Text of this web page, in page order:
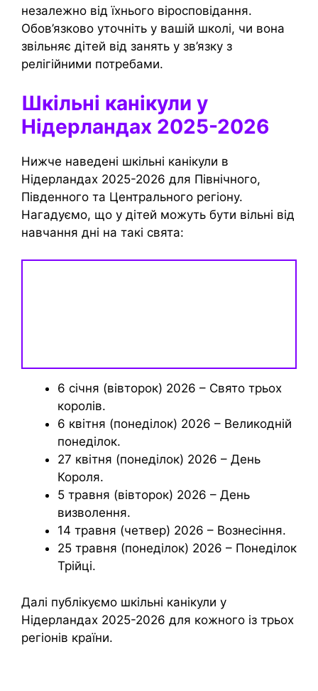
незалежно від їхнього віросповідання.
Обов’язково уточніть у вашій школі, чи вона
звільняє дітей від занять у зв’язку з
релігійними потребами.
Шкільні канікули у
Нідерландах 2025-2026
Нижче наведені шкільні канікули в
Нідерландах 2025-2026 для Північного,
Південного та Центрального регіону.
Нагадуємо, що у дітей можуть бути вільні від
навчання дні на такі свята:
6 січня (вівторок) 2026 – Свято трьох
королів.
6 квітня (понеділок) 2026 – Великодній
понеділок.
27 квітня (понеділок) 2026 – День
Короля.
5 травня (вівторок) 2026 – День
визволення.
14 травня (четвер) 2026 – Вознесіння.
25 травня (понеділок) 2026 – Понеділок
Трійці.
Далі публікуємо шкільні канікули у
Нідерландах 2025-2026 для кожного із трьох
регіонів країни.